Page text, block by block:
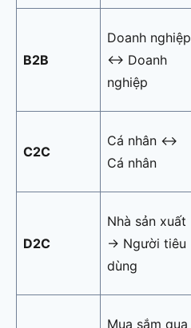
B2B
Doanh nghiệp
↔ Doanh
nghiệp
C2C
Cá nhân ↔
Cá nhân
D2C
Nhà sản xuất
→ Người tiêu
dùng
Mua sắm qua